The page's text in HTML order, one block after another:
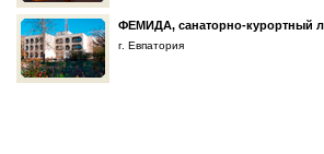
ФЕМИДА, санаторно-курортный
г. Евпатория